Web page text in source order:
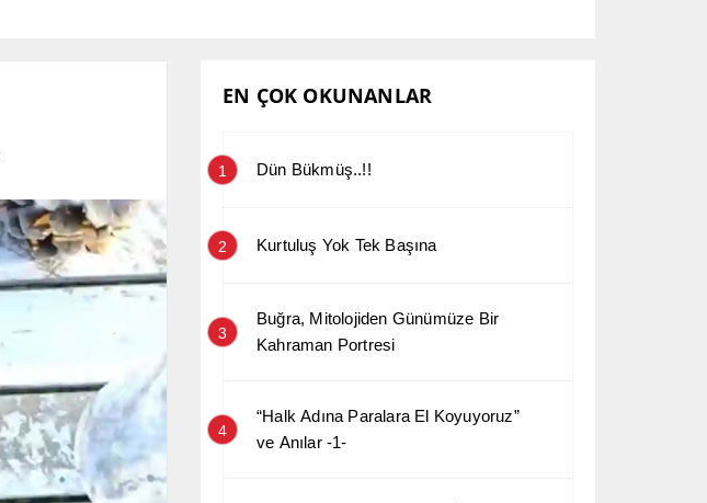
EN ÇOK OKUNANLAR
1 Dün Bükmüş..!!
2 Kurtuluş Yok Tek Başına
3
Buğra, Mitolojiden Günümüze Bir
Kahraman Portresi
4
“Halk Adına Paralara El Koyuyoruz”
ve Anılar -1-